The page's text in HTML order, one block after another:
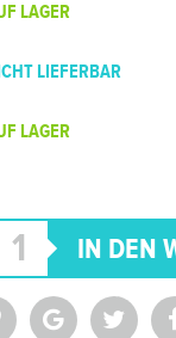
LAGER
LIEFERBAR
LAGER